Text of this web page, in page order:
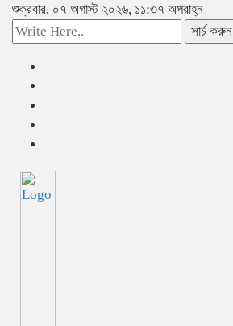
শুক্রবার, ০৭ অগাস্ট ২০২৬, ১১:৩৭ অপরাহ্ন
সার্চ করুন